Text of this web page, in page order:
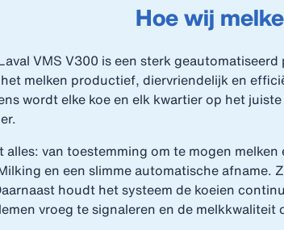
Hoe wij
VMS V300 is een sterk
melken productief, diervriendelijk en
wordt elke koe en elk kwartier op het
alles: van toestemming om te mogen
en een slimme automatische afname.
houdt het systeem de koeien
vroeg te signaleren en de melkkwaliteit